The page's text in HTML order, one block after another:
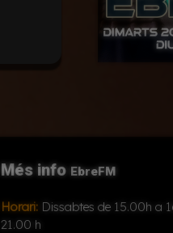
Més info EbreFM
Horari: Dissabtes de 15.00h a
21.00 h